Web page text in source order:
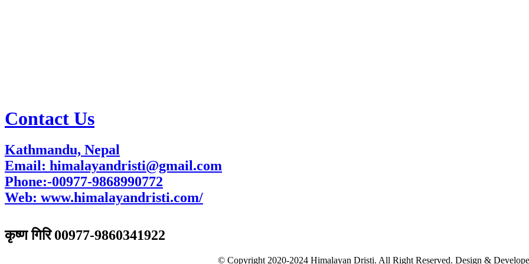
Contact Us
Kathmandu, Nepal
Email: himalayandristi@gmail.com
Phone:-00977-9868990772
Web: www.himalayandristi.com/
कृष्ण गिरि 00977-9860341922
© Copyright 2020-2024 Himalayan Dristi. All Right Reserved. Design &